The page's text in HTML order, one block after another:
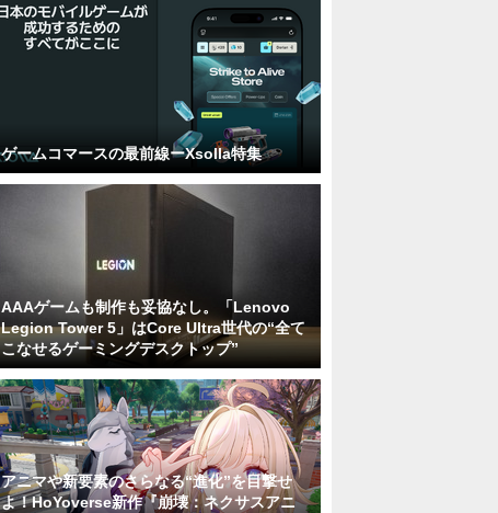
ゲームコマースの最前線ーXsolla特集
AAAゲームも制作も妥協なし。「Lenovo
Legion Tower 5」はCore Ultra世代の“全て
こなせるゲーミングデスクトップ”
アニマや新要素のさらなる“進化”を目撃せ
よ！HoYoverse新作『崩壊：ネクサスアニ